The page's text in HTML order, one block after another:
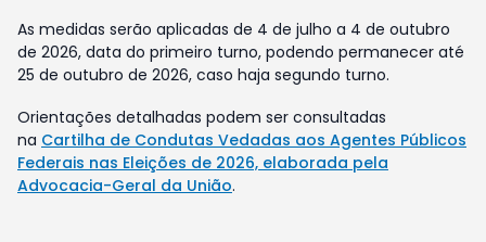
As medidas serão aplicadas de 4 de julho a 4 de outubro
de 2026, data do primeiro turno, podendo permanecer até
25 de outubro de 2026, caso haja segundo turno.
Orientações detalhadas podem ser consultadas
na Cartilha de Condutas Vedadas aos Agentes Públicos
Federais nas Eleições de 2026, elaborada pela
Advocacia-Geral da União.